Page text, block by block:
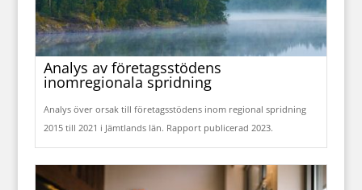
Analys av företagsstödens
inomregionala spridning
Analys över orsak till företagsstödens inom regional spridning
2015 till 2021 i Jämtlands län. Rapport publicerad 2023.